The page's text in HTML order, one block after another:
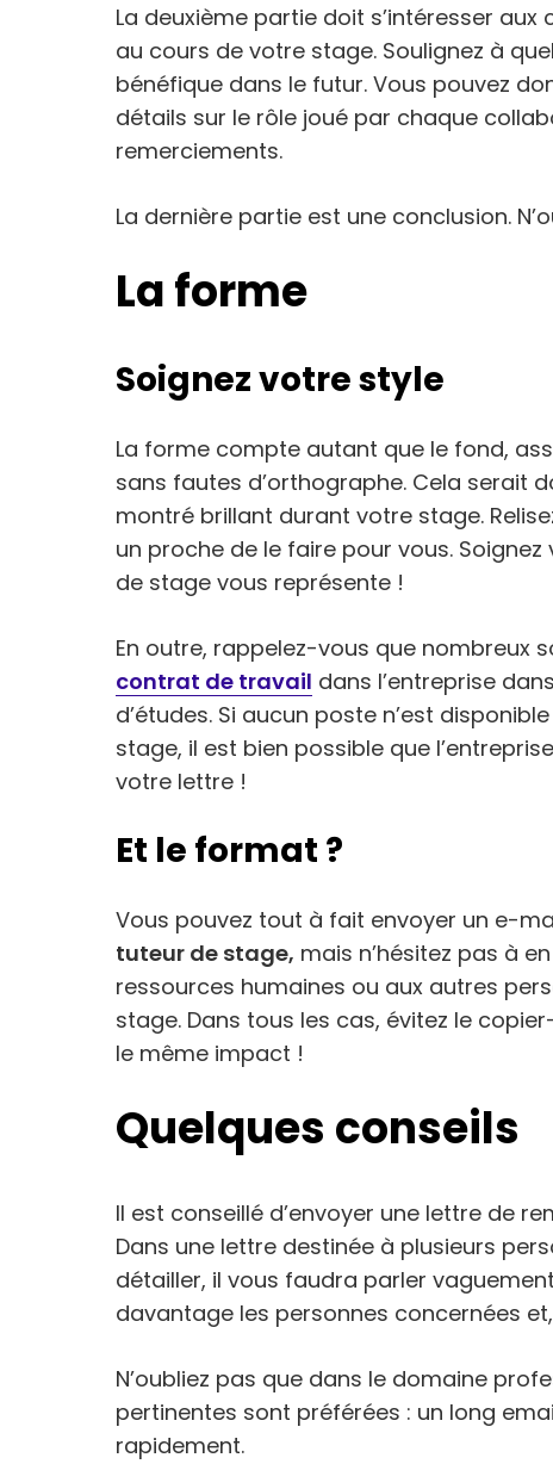
La deuxième partie doit s’intéresser
au cours de votre stage. Soulignez à
bénéfique dans le futur. Vous pouvez
détails sur le rôle joué par chaque
remerciements.
La dernière partie est une conclusion.
La forme
Soignez votre style
La forme compte autant que le fond,
sans fautes d’orthographe. Cela serait
montré brillant durant votre stage.
un proche de le faire pour vous.
de stage vous représente !
En outre, rappelez-vous que nombreux
contrat de travail dans l’entreprise
d’études. Si aucun poste n’est
stage, il est bien possible que
votre lettre !
Et le format ?
Vous pouvez tout à fait envoyer un e-
tuteur de stage, mais n’hésitez pas à
ressources humaines ou aux autres
stage. Dans tous les cas, évitez le
le même impact !
Quelques conseils
Il est conseillé d’envoyer une lettre de
Dans une lettre destinée à plusieurs
détailler, il vous faudra parler
davantage les personnes concernées
N’oubliez pas que dans le domaine
pertinentes sont préférées : un long
rapidement.